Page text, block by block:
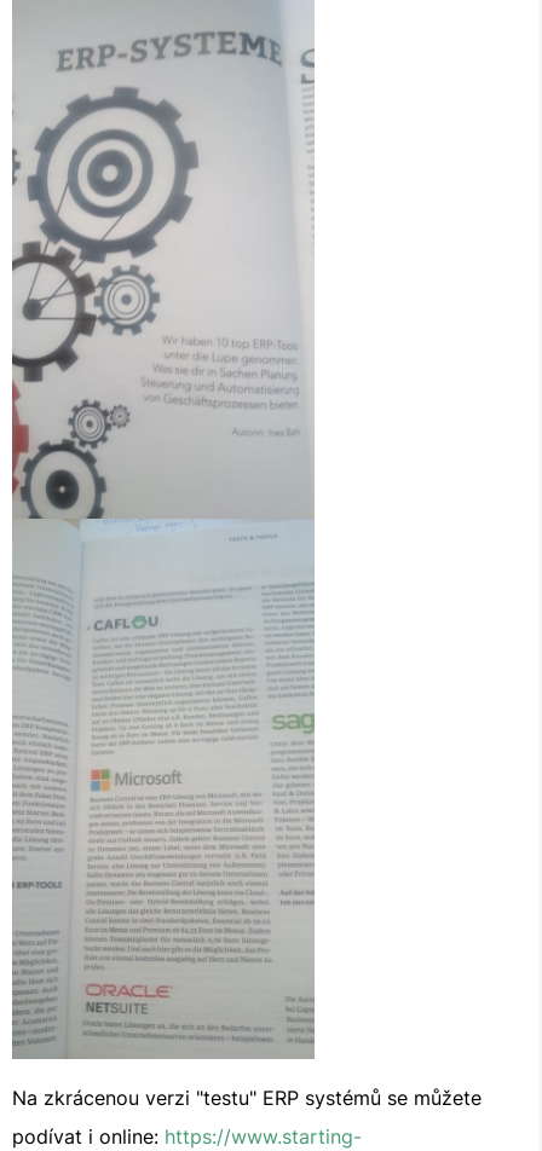
Na zkrácenou verzi "testu" ERP systémů se můžete
podívat i online: https://www.starting-